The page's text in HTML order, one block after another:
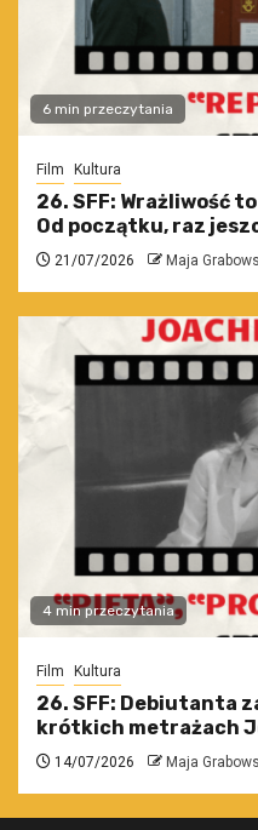
6 min przeczytania
Film Kultura
26. SFF: Wrażliwość
Od początku, raz
21/07/2026 Maja
4 min przeczytania
Film Kultura
26. SFF: Debiutanta
krótkich metrażach
14/07/2026 Maja